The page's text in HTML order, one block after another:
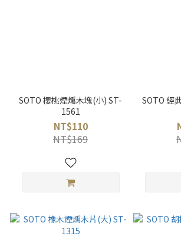
SOTO 櫻桃煙燻木塊(小) ST-
1561
NT$110
NT$169
SOTO 經